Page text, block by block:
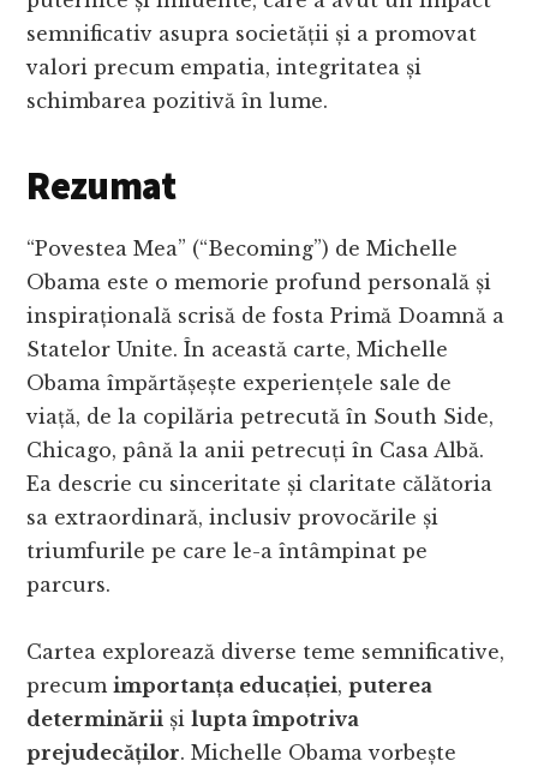
semnificativ asupra societății și a promovat
valori precum empatia, integritatea și
schimbarea pozitivă în lume.
Rezumat
“Povestea Mea” (“Becoming”) de Michelle
Obama este o memorie profund personală și
inspirațională scrisă de fosta Primă Doamnă a
Statelor Unite. În această carte, Michelle
Obama împărtășește experiențele sale de
viață, de la copilăria petrecută în South Side,
Chicago, până la anii petrecuți în Casa Albă.
Ea descrie cu sinceritate și claritate călătoria
sa extraordinară, inclusiv provocările și
triumfurile pe care le-a întâmpinat pe
parcurs.
Cartea explorează diverse teme semnificative,
precumimportanța educației,puterea
determinării șilupta împotriva
prejudecăților. Michelle Obama vorbește